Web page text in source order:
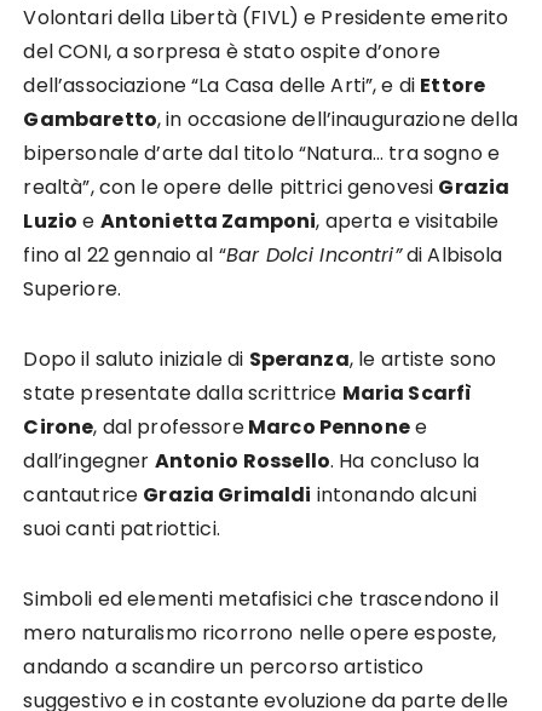
Volontari della Libertà (FIVL) e Presidente emerito
del CONI, a sorpresa è stato ospite d’onore
dell’associazione “La Casa delle Arti”, e di Ettore
Gambaretto, in occasione dell’inaugurazione della
bipersonale d’arte dal titolo “Natura… tra sogno e
realtà”, con le opere delle pittrici genovesi Grazia
Luzio e Antonietta Zamponi, aperta e visitabile
fino al 22 gennaio al “Bar Dolci Incontri”di Albisola
Superiore.
Dopo il saluto iniziale di Speranza, le artiste sono
state presentate dalla scrittrice Maria Scarfì
Cirone, dal professoreMarco Pennonee
dall’ingegner Antonio Rossello. Ha concluso la
cantautrice Grazia Grimaldi intonando alcuni
suoi canti patriottici.
Simboli ed elementi metafisici che trascendono il
mero naturalismo ricorrono nelle opere esposte,
andando a scandire un percorso artistico
suggestivo e in costante evoluzione da parte delle